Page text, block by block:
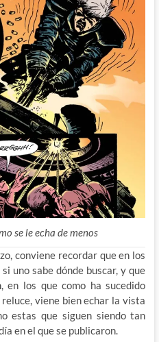
se le echa de menos
conviene recordar que en los
uno sabe dónde buscar, y que
en los que como ha sucedido
viene bien echar la vista
estas que siguen siendo tan
en el que se publicaron.